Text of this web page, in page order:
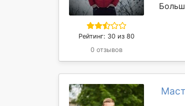
Рейтинг: 30 из 80
0 отзывов